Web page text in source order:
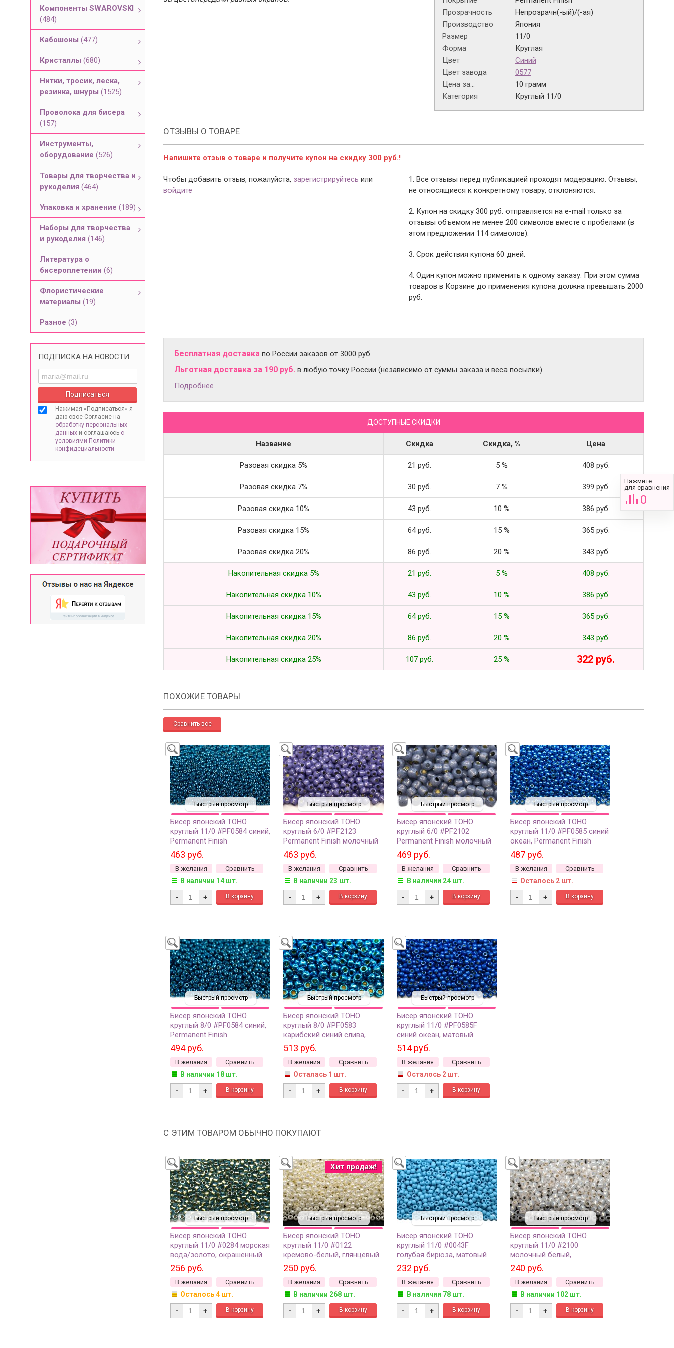
Компоненты SWAROVSKI
(484)
Кабошоны (477)
Кристаллы (680)
Нитки, тросик, леска,
резинка, шнуры (1525)
Проволока для бисера
(157)
Инструменты,
оборудование (526)
Товары для творчества и
рукоделия (464)
Упаковка и хранение (189)
Наборы для творчества
и рукоделия (146)
Литература о
бисероплетении (6)
Флористические
материалы (19)
Разное (3)
ПОДПИСКА НА НОВОСТИ
Нажимая «Подписаться» я
даю свое Согласие на
обработку персональных
данных и соглашаюсь с
условиями Политики
конфидециальности
Прозрачность
Непрозрачн(-ый)/(-ая)
Производство
Япония
Размер
11/0
Форма
Круглая
Цвет
Синий
Цвет завода
0577
Цена за...
10 грамм
Категория
Круглый 11/0
ОТЗЫВЫ О ТОВАРЕ
Напишите отзыв о товаре и получите купон на скидку 300 руб.!
Чтобы добавить отзыв, пожалуйста, зарегистрируйтесь или
войдите
1. Все отзывы перед публикацией проходят модерацию. Отзывы,
не относящиеся к конкретному товару, отклоняются.
2. Купон на скидку 300 руб. отправляется на e-mail только за
отзывы объемом не менее 200 символов вместе с пробелами (в
этом предложении 114 символов).
3. Срок действия купона 60 дней.
4. Один купон можно применить к одному заказу. При этом сумма
товаров в Корзине до применения купона должна превышать 2000
руб.
Бесплатная доставка по России заказов от 3000 руб.
Льготная доставка за 190 руб. в любую точку России (независимо от суммы заказа и веса посылки).
Подробнее
ДОСТУПНЫЕ СКИДКИ
Название Скидка Скидка, % Цена
Разовая скидка 5% 21 руб. 5 % 408 руб.
Разовая скидка 7% 30 руб. 7 % 399 руб.
Разовая скидка 10% 43 руб. 10 % 386 руб.
Разовая скидка 15% 64 руб. 15 % 365 руб.
Разовая скидка 20% 86 руб. 20 % 343 руб.
Накопительная скидка 5% 21 руб. 5 % 408 руб.
Накопительная скидка 10% 43 руб. 10 % 386 руб.
Накопительная скидка 15% 64 руб. 15 % 365 руб.
Накопительная скидка 20% 86 руб. 20 % 343 руб.
Накопительная скидка 25% 107 руб. 25 % 322 руб.
ПОХОЖИЕ ТОВАРЫ
Быстрый просмотр
Бисер японский TOHO
круглый 11/0 #PF0584 синий,
Permanent Finish
гальванизированный, 10
грамм
463 руб.
В желания Сравнить
В наличии 14 шт.
- +
Быстрый просмотр
Бисер японский TOHO
круглый 6/0 #PF2123
Permanent Finish молочный
сапфир, серебряная линия
внутри, 10 грамм
463 руб.
В желания Сравнить
В наличии 23 шт.
- +
Быстрый просмотр
Бисер японский TOHO
круглый 6/0 #PF2102
Permanent Finish молочный
монтана, серебряная линия
внутри, 10 грамм
469 руб.
В желания Сравнить
В наличии 24 шт.
- +
Быстрый просмотр
Бисер японский TOHO
круглый 11/0 #PF0585 синий
океан, Permanent Finish
гальванизированный, 10
грамм
487 руб.
В желания Сравнить
Осталось 2 шт.
- +
Быстрый просмотр
Бисер японский TOHO
круглый 8/0 #PF0584 синий,
Permanent Finish
гальванизированный, 10
грамм
494 руб.
В желания Сравнить
В наличии 18 шт.
- +
Быстрый просмотр
Бисер японский TOHO
круглый 8/0 #PF0583
карибский синий слива,
Permanent Finish
гальванизированный, 10
грамм
513 руб.
В желания Сравнить
Осталась 1 шт.
- +
Быстрый просмотр
Бисер японский TOHO
круглый 11/0 #PF0585F
синий океан, матовый
Permanent Finish
гальванизированный, 10
грамм
514 руб.
В желания Сравнить
Осталось 2 шт.
- +
С ЭТИМ ТОВАРОМ ОБЫЧНО ПОКУПАЮТ
Быстрый просмотр
Бисер японский TOHO
круглый 11/0 #0284 морская
вода/золото, окрашенный
изнутри, 10 грамм
256 руб.
В желания Сравнить
Осталось 4 шт.
- +
Быстрый просмотр
Хит продаж!
Бисер японский TOHO
круглый 11/0 #0122
кремово-белый, глянцевый
непрозрачный, 10 грамм
250 руб.
В желания Сравнить
В наличии 268 шт.
- +
Быстрый просмотр
Бисер японский TOHO
круглый 11/0 #0043F
голубая бирюза, матовый
непрозрачный, 10 грамм
232 руб.
В желания Сравнить
В наличии 78 шт.
- +
Быстрый просмотр
Бисер японский TOHO
круглый 11/0 #2100
молочный белый,
серебряная линия внутри, 10
грамм
240 руб.
В желания Сравнить
В наличии 102 шт.
- +
Нажмите
для сравнения
0